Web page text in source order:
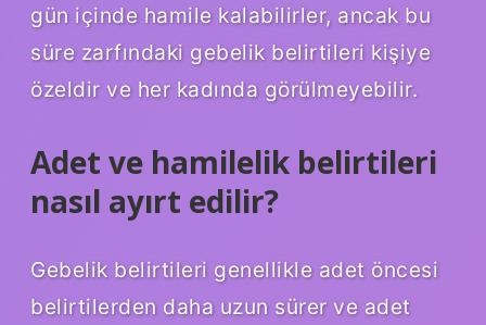
gün içinde hamile kalabilirler, ancak bu
süre zarfındaki gebelik belirtileri kişiye
özeldir ve her kadında görülmeyebilir.
Adet ve hamilelik belirtileri
nasıl ayırt edilir?
Gebelik belirtileri genellikle adet öncesi
belirtilerden daha uzun sürer ve adet